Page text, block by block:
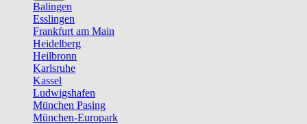
Balingen
Esslingen
Frankfurt am Main
Heidelberg
Heilbronn
Karlsruhe
Kassel
Ludwigshafen
München Pasing
München-Europark